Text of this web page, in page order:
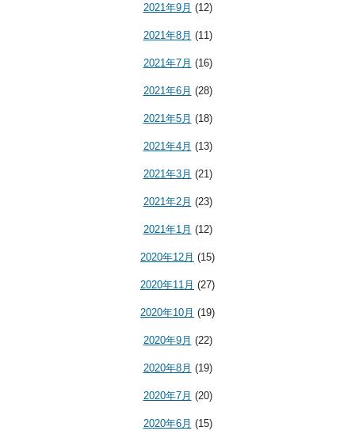
2021年9月 (12)
2021年8月 (11)
2021年7月 (16)
2021年6月 (28)
2021年5月 (18)
2021年4月 (13)
2021年3月 (21)
2021年2月 (23)
2021年1月 (12)
2020年12月 (15)
2020年11月 (27)
2020年10月 (19)
2020年9月 (22)
2020年8月 (19)
2020年7月 (20)
2020年6月 (15)